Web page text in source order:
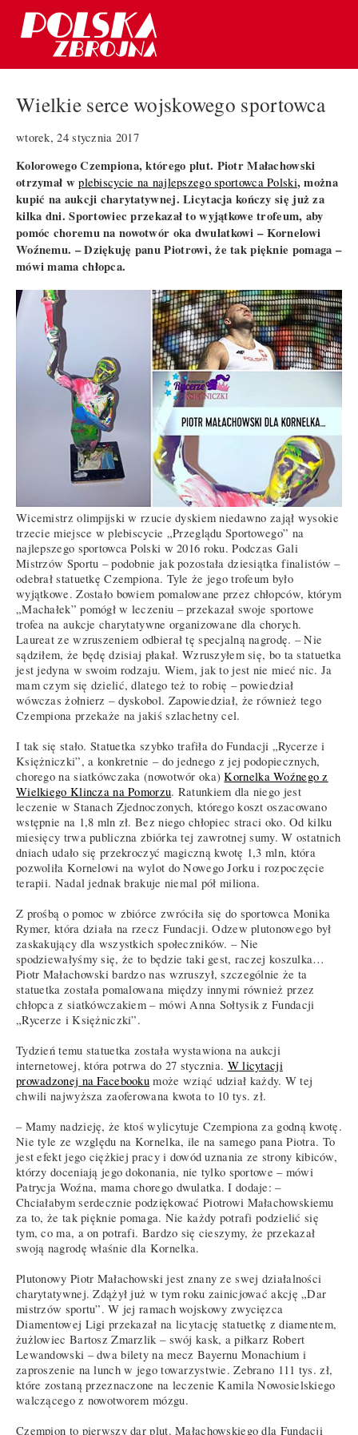
Wielkie serce wojskowego sportowca
wtorek, 24 stycznia 2017
Kolorowego Czempiona, którego plut. Piotr Małachowski
otrzymał wplebiscycie na najlepszego sportowca Polski, można
kupić na aukcji charytatywnej. Licytacja kończy się już za
kilka dni. Sportowiec przekazał to wyjątkowe trofeum, aby
pomóc choremu na nowotwór oka dwulatkowi – Kornelowi
Woźnemu. – Dziękuję panu Piotrowi, że tak pięknie pomaga –
mówi mama chłopca.
Wicemistrz olimpijski w rzucie dyskiem niedawno zajął wysokie
trzecie miejsce w plebiscycie „Przeglądu Sportowego” na
najlepszego sportowca Polski w 2016 roku. Podczas Gali
Mistrzów Sportu – podobnie jak pozostała dziesiątka finalistów –
odebrał statuetkę Czempiona. Tyle że jego trofeum było
wyjątkowe. Zostało bowiem pomalowane przez chłopców, którym
„Machałek” pomógł w leczeniu – przekazał swoje sportowe
trofea na aukcje charytatywne organizowane dla chorych.
Laureat ze wzruszeniem odbierał tę specjalną nagrodę. – Nie
sądziłem, że będę dzisiaj płakał. Wzruszyłem się, bo ta statuetka
jest jedyna w swoim rodzaju. Wiem, jak to jest nie mieć nic. Ja
mam czym się dzielić, dlatego też to robię – powiedział
wówczas żołnierz – dyskobol. Zapowiedział, że również tego
Czempiona przekaże na jakiś szlachetny cel.
I tak się stało. Statuetka szybko trafiła do Fundacji „Rycerze i
Księżniczki”, a konkretnie – do jednego z jej podopiecznych,
chorego na siatkówczaka (nowotwór oka)Kornelka Woźnego z
Wielkiego Klincza na Pomorzu. Ratunkiem dla niego jest
leczenie w Stanach Zjednoczonych, którego koszt oszacowano
wstępnie na 1,8 mln zł. Bez niego chłopiec straci oko. Od kilku
miesięcy trwa publiczna zbiórka tej zawrotnej sumy. W ostatnich
dniach udało się przekroczyć magiczną kwotę 1,3 mln, która
pozwoliła Kornelowi na wylot do Nowego Jorku i rozpoczęcie
terapii. Nadal jednak brakuje niemal pół miliona.
Z prośbą o pomoc w zbiórce zwróciła się do sportowca Monika
Rymer, która działa na rzecz Fundacji. Odzew plutonowego był
zaskakujący dla wszystkich społeczników. – Nie
spodziewałyśmy się, że to będzie taki gest, raczej koszulka…
Piotr Małachowski bardzo nas wzruszył, szczególnie że ta
statuetka została pomalowana między innymi również przez
chłopca z siatkówczakiem – mówi Anna Sołtysik z Fundacji
„Rycerze i Księżniczki”.
Tydzień temu statuetka została wystawiona na aukcji
internetowej, która potrwa do 27 stycznia. W licytacji
prowadzonej na Facebooku może wziąć udział każdy. W tej
chwili najwyższa zaoferowana kwota to 10 tys. zł.
– Mamy nadzieję, że ktoś wylicytuje Czempiona za godną kwotę.
Nie tyle ze względu na Kornelka, ile na samego pana Piotra. To
jest efekt jego ciężkiej pracy i dowód uznania ze strony kibiców,
którzy doceniają jego dokonania, nie tylko sportowe – mówi
Patrycja Woźna, mama chorego dwulatka. I dodaje: –
Chciałabym serdecznie podziękować Piotrowi Małachowskiemu
za to, że tak pięknie pomaga. Nie każdy potrafi podzielić się
tym, co ma, a on potrafi. Bardzo się cieszymy, że przekazał
swoją nagrodę właśnie dla Kornelka.
Plutonowy Piotr Małachowski jest znany ze swej działalności
charytatywnej. Zdążył już w tym roku zainicjować akcję „Dar
mistrzów sportu”. W jej ramach wojskowy zwycięzca
Diamentowej Ligi przekazał na licytację statuetkę z diamentem,
żużlowiec Bartosz Zmarzlik – swój kask, a piłkarz Robert
Lewandowski – dwa bilety na mecz Bayernu Monachium i
zaproszenie na lunch w jego towarzystwie. Zebrano 111 tys. zł,
które zostaną przeznaczone na leczenie Kamila Nowosielskiego
walczącego z nowotworem mózgu.
Czempion to pierwszy dar plut. Małachowskiego dla Fundacji